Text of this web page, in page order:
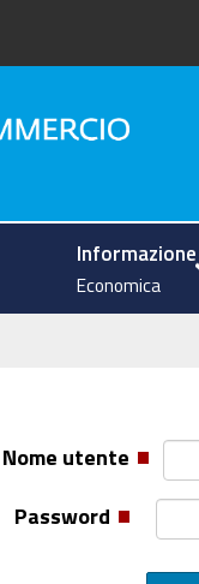
Informazione
Economica
Nome utente
Password